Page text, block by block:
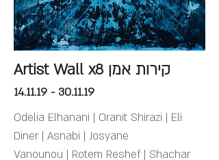
Artist Wall x8 קירות אמן
14.11.19 - 30.11.19
Odelia Elhanani | Oranit Shirazi | Eli
Diner | Asnabi | Josyane
Vanounou | Rotem Reshef | Shachar